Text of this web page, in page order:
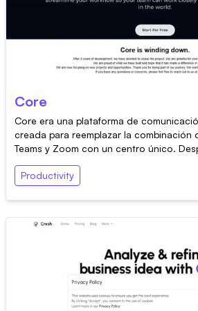
Core
Core era una plataforma de
creada para reemplazar la combinación
Teams y Zoom con un centro único.
Productivity